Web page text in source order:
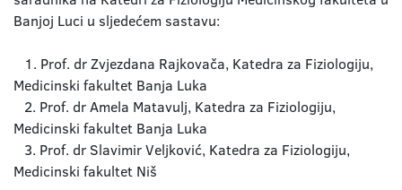
Banjoj Luci u sljedećem sastavu:
1. Prof. dr Zvjezdana Rajkovača, Katedra za Fiziologiju,
Medicinski fakultet Banja Luka
2. Prof. dr Amela Matavulj, Katedra za Fiziologiju,
Medicinski fakultet Banja Luka
3. Prof. dr Slavimir Veljković, Katedra za Fiziologiju,
Medicinski fakultet Niš